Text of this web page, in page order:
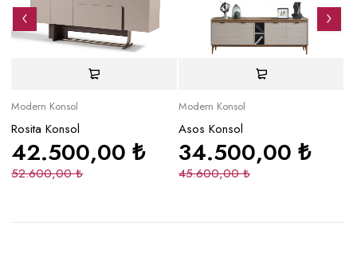
Modern Konsol
Rosita Konsol
52.600,00₺
42.500,00₺
Modern Konsol
Asos Konsol
45.600,00₺
34.500,00 ₺